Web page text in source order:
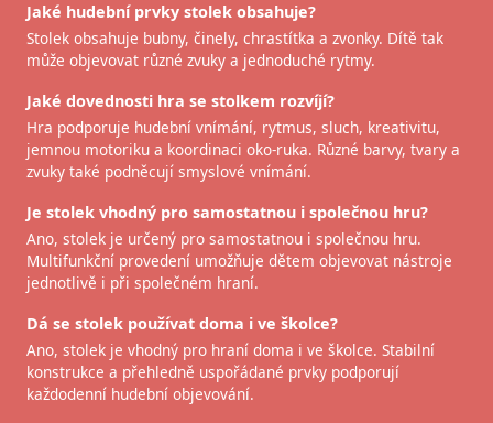
Jaké hudební prvky stolek obsahuje?
Stolek obsahuje bubny, činely, chrastítka a zvonky. Dítě tak
může objevovat různé zvuky a jednoduché rytmy.
Jaké dovednosti hra se stolkem rozvíjí?
Hra podporuje hudební vnímání, rytmus, sluch, kreativitu,
jemnou motoriku a koordinaci oko-ruka. Různé barvy, tvary a
zvuky také podněcují smyslové vnímání.
Je stolek vhodný pro samostatnou i společnou hru?
Ano, stolek je určený pro samostatnou i společnou hru.
Multifunkční provedení umožňuje dětem objevovat nástroje
jednotlivě i při společném hraní.
Dá se stolek používat doma i ve školce?
Ano, stolek je vhodný pro hraní doma i ve školce. Stabilní
konstrukce a přehledně uspořádané prvky podporují
každodenní hudební objevování.